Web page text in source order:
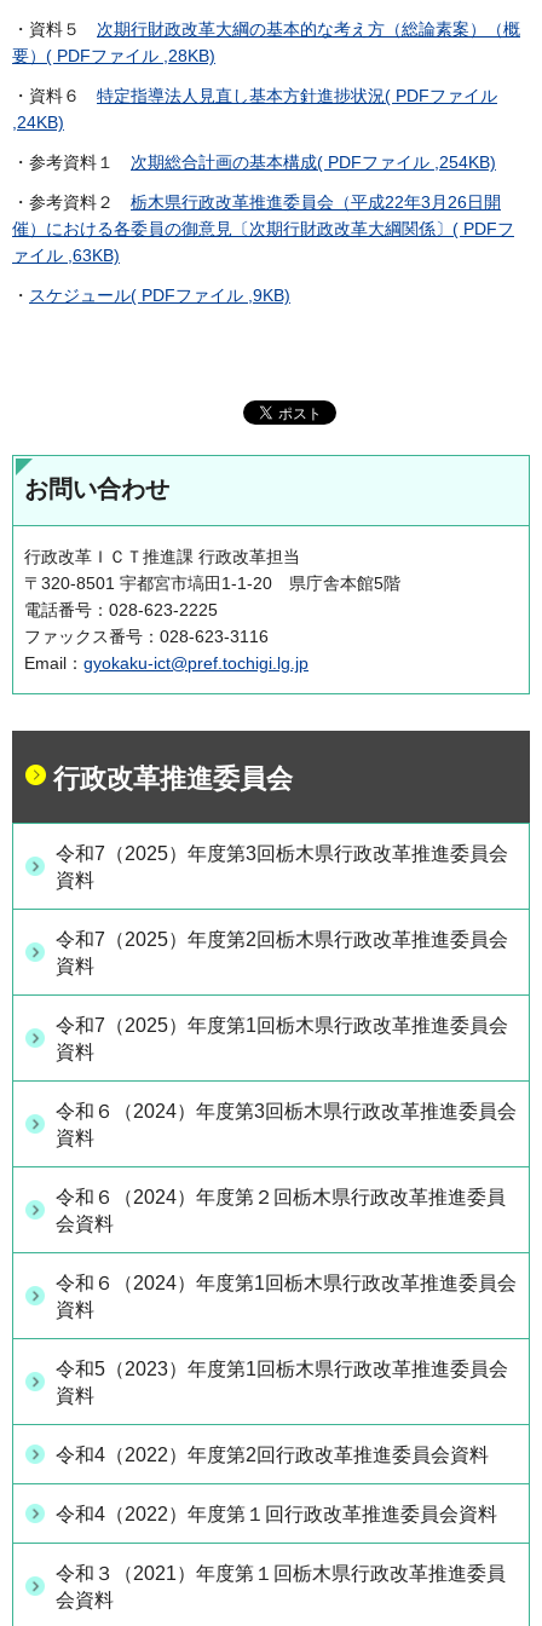
・資料５ 次期行財政改革大綱の基本的な考え方（総論素案）（概
要）( PDFファイル ,28KB)
・資料６ 特定指導法人見直し基本方針進捗状況( PDFファイル
,24KB)
・参考資料１ 次期総合計画の基本構成( PDFファイル ,254KB)
・参考資料２ 栃木県行政改革推進委員会（平成22年3月26日開
催）における各委員の御意見〔次期行財政改革大綱関係〕( PDFフ
ァイル ,63KB)
・ スケジュール( PDFファイル ,9KB)
お問い合わせ
行政改革ＩＣＴ推進課 行政改革担当
〒320-8501 宇都宮市塙田1-1-20 県庁舎本館5階
電話番号：028-623-2225
ファックス番号：028-623-3116
Email： gyokaku-ict@pref.tochigi.lg.jp
行政改革推進委員会
令和7（2025）年度第3回栃木県行政改革推進委員会
資料
令和7（2025）年度第2回栃木県行政改革推進委員会
資料
令和7（2025）年度第1回栃木県行政改革推進委員会
資料
令和６（2024）年度第3回栃木県行政改革推進委員会
資料
令和６（2024）年度第２回栃木県行政改革推進委員
会資料
令和６（2024）年度第1回栃木県行政改革推進委員会
資料
令和5（2023）年度第1回栃木県行政改革推進委員会
資料
令和4（2022）年度第2回行政改革推進委員会資料
令和4（2022）年度第１回行政改革推進委員会資料
令和３（2021）年度第１回栃木県行政改革推進委員
会資料